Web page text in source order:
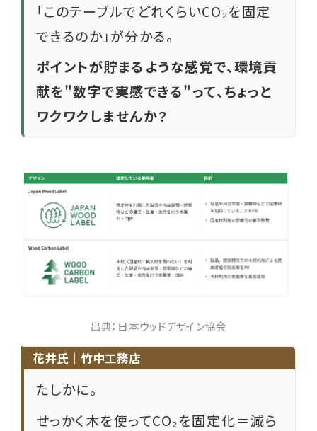
「このテーブルでどれくらいCO₂を固定
できるのか」が分かる。
ポイントが貯まるような感覚で、環境貢
献を"数字で実感できる"って、ちょっと
ワクワクしませんか？
出典：日本ウッドデザイン協会
花井氏｜竹中工務店
たしかに。
せっかく木を使ってCO₂を固定化＝減ら